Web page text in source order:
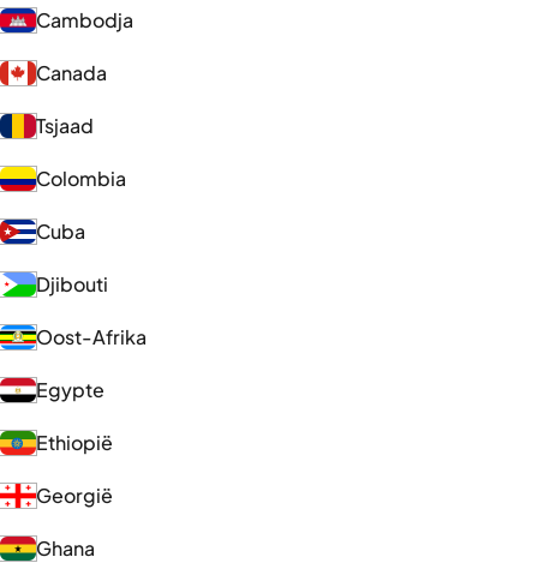
Cambodja
Canada
Tsjaad
Colombia
Cuba
Djibouti
Oost-Afrika
Egypte
Ethiopië
Georgië
Ghana